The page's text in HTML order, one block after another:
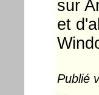
sur
et
Publié